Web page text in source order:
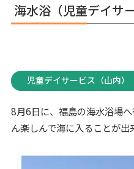
海水浴（児童デイサー
児童デイサービス（山内）
8月6日に、福島の海水浴場
ん楽しんで海に入ることが出